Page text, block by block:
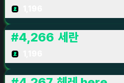
#4,266 세란